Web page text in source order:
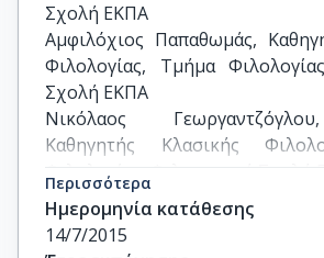
Σχολή ΕΚΠΑ
Αμφιλόχιος Παπαθωμάς,
Φιλολογίας, Τμήμα
Σχολή ΕΚΠΑ
Νικόλαος
Καθηγητής Κλασικής
Φιλολογίας, Φιλοσοφική Σχολή
Δημήτριος Καραδήμας,
Καθηγητής Κλασικής
Φιλολογίας, Φιλοσοφική Σχολή
Περισσότερα
Ημερομηνία κατάθεσης
14/7/2015